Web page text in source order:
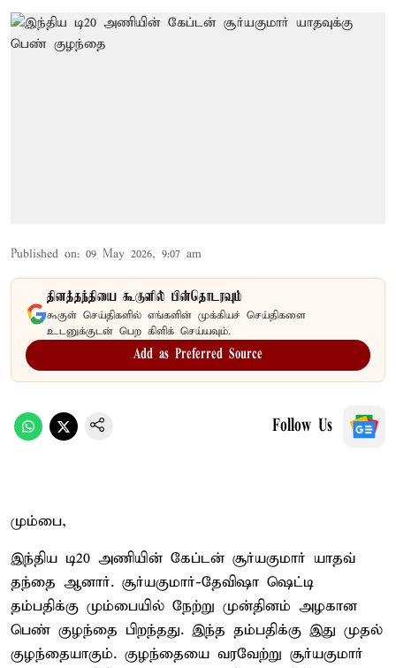
Published on: 09 May 2026, 9:07 am
தினத்தந்தியை கூகுளில் பின்தொடரவும்
கூகுள் செய்திகளில் எங்களின் முக்கியச் செய்திகளை
உடனுக்குடன் பெற கிளிக் செய்யவும்.
Add as Preferred Source
Follow Us
மும்பை,
இந்திய டி20 அணியின் கேப்டன் சூர்யகுமார் யாதவ்
தந்தை ஆனார். சூர்யகுமார்-தேவிஷா ஷெட்டி
தம்பதிக்கு மும்பையில் நேற்று முன்தினம் அழகான
பெண் குழந்தை பிறந்தது. இந்த தம்பதிக்கு இது முதல்
குழந்தையாகும். குழந்தையை வரவேற்று சூர்யகுமார்